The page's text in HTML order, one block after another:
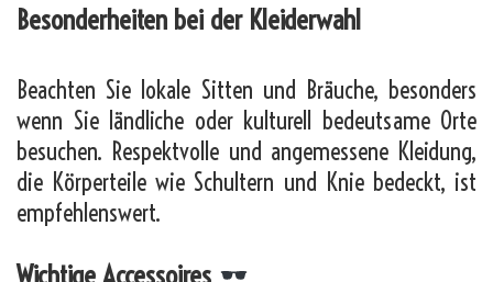
Besonderheiten bei der Kleiderwahl
Beachten Sie lokale Sitten und Bräuche, besonders
wenn Sie ländliche oder kulturell bedeutsame Orte
besuchen. Respektvolle und angemessene Kleidung,
die Körperteile wie Schultern und Knie bedeckt, ist
empfehlenswert.